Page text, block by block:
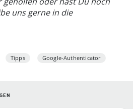
uns gerne in die
Tipps Google-Authenticator